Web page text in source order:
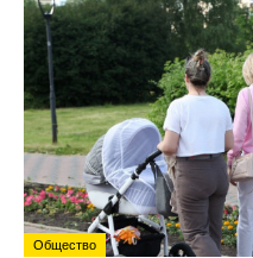
Общество